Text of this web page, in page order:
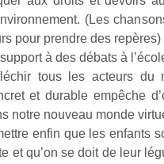
(Les
pour prendre des repères)
à des débats à
tous les acteurs du
et durable empêche
notre nouveau monde
enfin que les enfants
et qu’on se doit de leur